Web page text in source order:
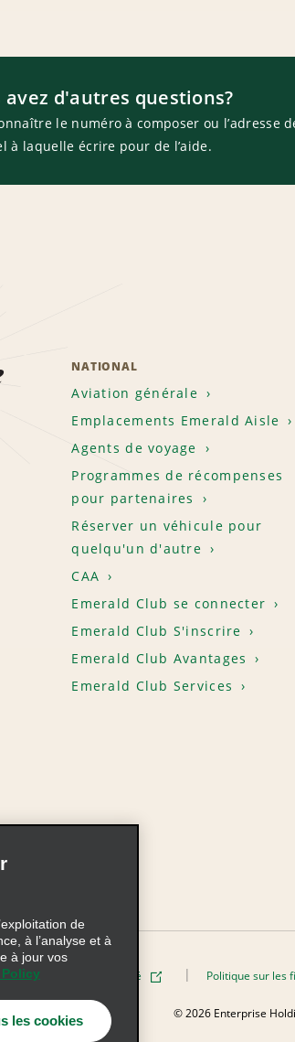
avez d'autres questions?
le numéro à composer ou l’adresse
à laquelle écrire pour de l’aide.
NATIONAL
Aviation générale
Emplacements Emerald Aisle
Agents de voyage
Programmes de récompenses
pour partenaires
Réserver un véhicule pour
quelqu'un d'autre
CAA
Emerald Club se connecter
Emerald Club S'inscrire
Emerald Club Avantages
Emerald Club Services
Politique de confidentialité Politique sur les
AdChoices © 2026 Enterprise
de
à l’analyse et à
à jour vos
les cookies